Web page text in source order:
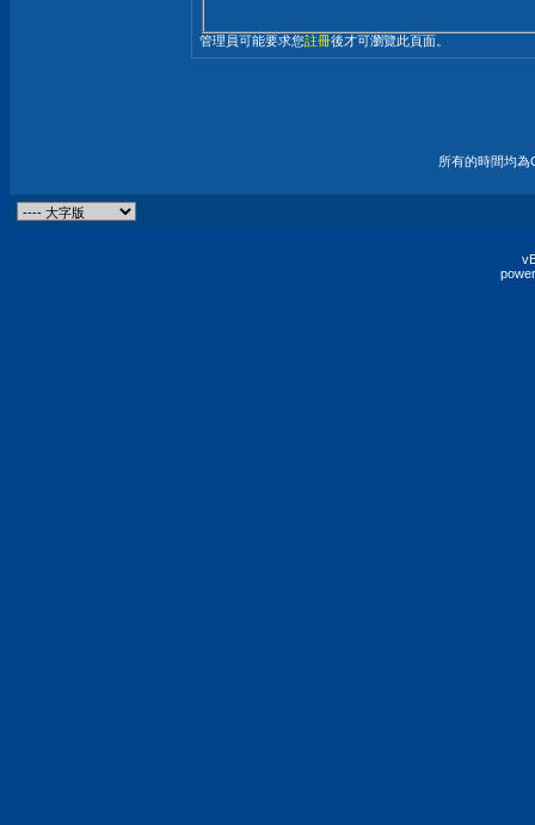
管理員可能要求您註冊後才可瀏覽此頁面。
所有的時間均為